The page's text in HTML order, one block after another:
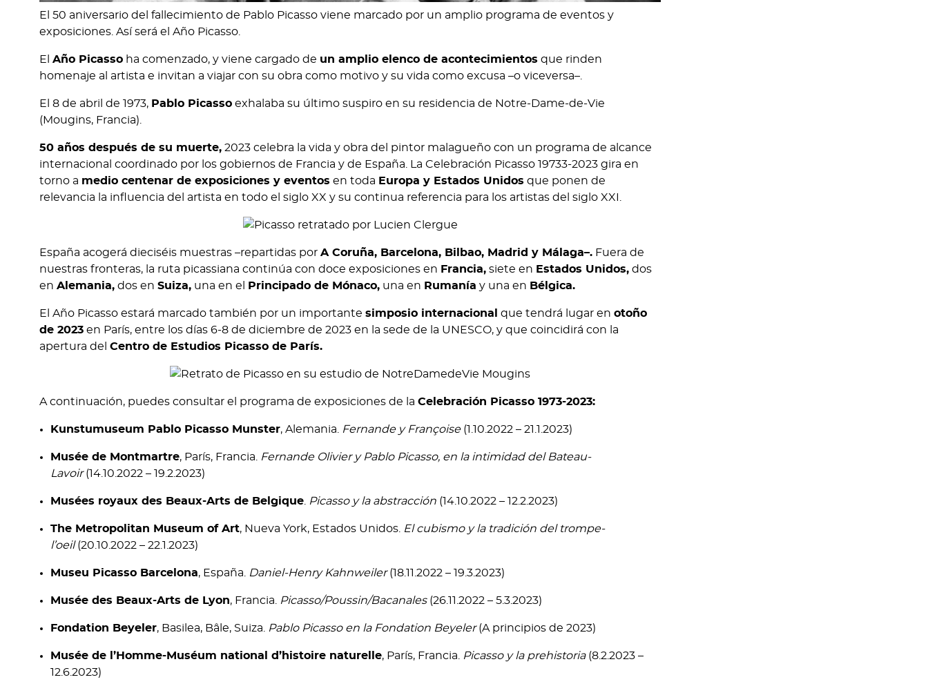
El 50 aniversario del fallecimiento de Pablo Picasso viene marcado por un amplio programa de eventos y
exposiciones. Así será el Año Picasso.
El Año Picasso ha comenzado, y viene cargado de un amplio elenco de acontecimientos que rinden
homenaje al artista e invitan a viajar con su obra como motivo y su vida como excusa –o viceversa–.
El 8 de abril de 1973, Pablo Picasso exhalaba su último suspiro en su residencia de Notre-Dame-de-Vie
(Mougins, Francia).
50 años después de su muerte, 2023 celebra la vida y obra del pintor malagueño con un programa de alcance
internacional coordinado por los gobiernos de Francia y de España. La Celebración Picasso 19733-2023 gira en
torno a medio centenar de exposiciones y eventos en toda Europa y Estados Unidos que ponen de
relevancia la influencia del artista en todo el siglo XX y su continua referencia para los artistas del siglo XXI.
España acogerá dieciséis muestras –repartidas por A Coruña, Barcelona, Bilbao, Madrid y Málaga–. Fuera de
nuestras fronteras, la ruta picassiana continúa con doce exposiciones en Francia, siete en Estados Unidos, dos
en Alemania, dos en Suiza, una en el Principado de Mónaco, una en Rumanía y una en Bélgica.
El Año Picasso estará marcado también por un importante simposio internacional que tendrá lugar en otoño
de 2023 en París, entre los días 6-8 de diciembre de 2023 en la sede de la UNESCO, y que coincidirá con la
apertura del Centro de Estudios Picasso de París.
A continuación, puedes consultar el programa de exposiciones de la Celebración Picasso 1973-2023:
Kunstumuseum Pablo Picasso Munster, Alemania. Fernande y Françoise(1.10.2022 – 21.1.2023)
Musée de Montmartre, París, Francia. Fernande Olivier y Pablo Picasso, en la intimidad del Bateau-
Lavoir(14.10.2022 – 19.2.2023)
Musées royaux des Beaux-Arts de Belgique. Picasso y la abstracción (14.10.2022 – 12.2.2023)
The Metropolitan Museum of Art, Nueva York, Estados Unidos. El cubismo y la tradición del trompe-
l’oeil(20.10.2022 – 22.1.2023)
Museu Picasso Barcelona, España. Daniel-Henry Kahnweiler(18.11.2022 – 19.3.2023)
Musée des Beaux-Arts de Lyon, Francia. Picasso/Poussin/Bacanales(26.11.2022 – 5.3.2023)
Fondation Beyeler, Basilea, Bâle, Suiza. Pablo Picasso en la Fondation Beyeler(A principios de 2023)
Musée de l’Homme-Muséum national d’histoire naturelle, París, Francia. Picasso y la prehistoria(8.2.2023 –
12.6.2023)